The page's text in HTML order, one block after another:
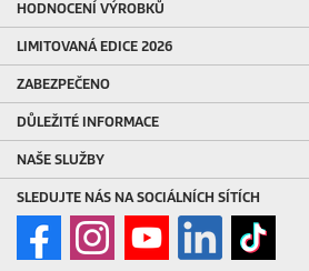
HODNOCENÍ VÝROBKŮ
LIMITOVANÁ EDICE 2026
ZABEZPEČENO
DŮLEŽITÉ INFORMACE
NAŠE SLUŽBY
SLEDUJTE NÁS NA SOCIÁLNÍCH SÍTÍCH